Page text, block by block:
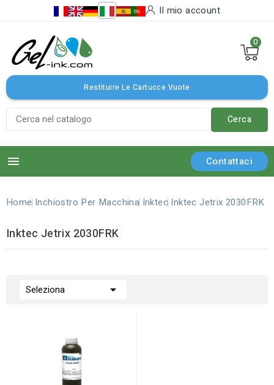
Il mio account
0
Restituire Le Cartucce Vuote
Cerca
 Contattaci
Home Inchiostro Per Macchina Inktec Inktec Jetrix 2030FRK
Inktec Jetrix 2030FRK
Seleziona 